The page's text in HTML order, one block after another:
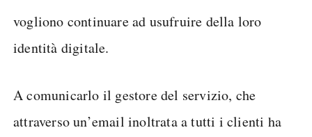
vogliono continuare ad usufruire della loro
identità digitale.
A comunicarlo il gestore del servizio, che
attraverso un’email inoltrata a tutti i clienti ha